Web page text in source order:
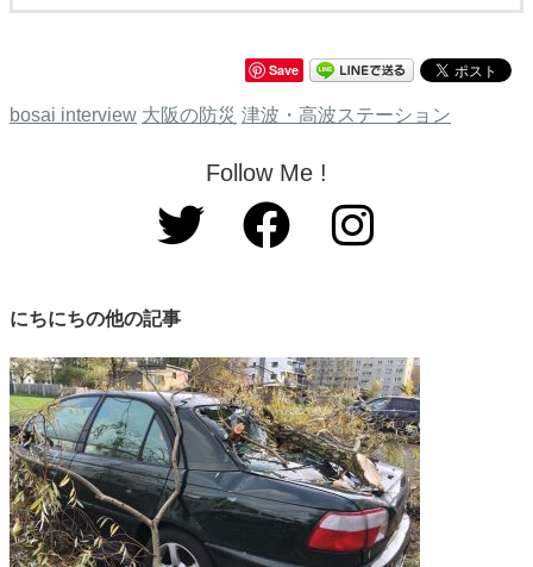
Save
bosai interview 大阪の防災 津波・高波ステーション
Follow Me !
にちにちの他の記事